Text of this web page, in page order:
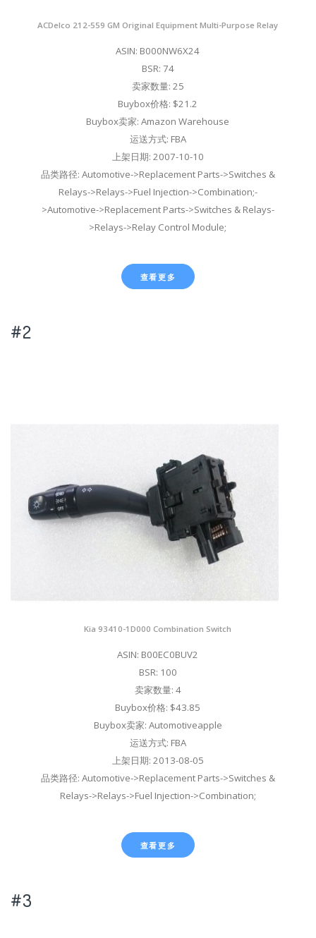
ACDelco 212-559 GM Original Equipment Multi-Purpose Relay
ASIN: B000NW6X24
BSR: 74
卖家数量: 25
Buybox价格: $21.2
Buybox卖家: Amazon Warehouse
运送方式: FBA
上架日期: 2007-10-10
品类路径: Automotive->Replacement Parts->Switches &
Relays->Relays->Fuel Injection->Combination;-
>Automotive->Replacement Parts->Switches & Relays-
>Relays->Relay Control Module;
查看更多
#2
Kia 93410-1D000 Combination Switch
ASIN: B00EC0BUV2
BSR: 100
卖家数量: 4
Buybox价格: $43.85
Buybox卖家: Automotiveapple
运送方式: FBA
上架日期: 2013-08-05
品类路径: Automotive->Replacement Parts->Switches &
Relays->Relays->Fuel Injection->Combination;
查看更多
#3